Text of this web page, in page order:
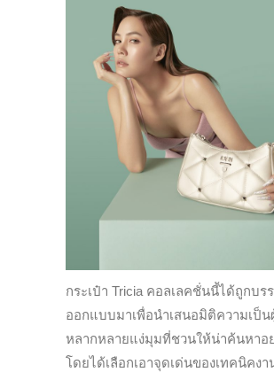
กระเป๋า Tricia คอลเลคชั่นนี้ได้ถูกบร
ออกแบบมาเพื่อนำเสนอมิติความเป็
หลากหลายแง่มุมที่ชวนให้น่าค้นหาอ
โดยได้เลือกเอาจุดเด่นของเทคนิคง